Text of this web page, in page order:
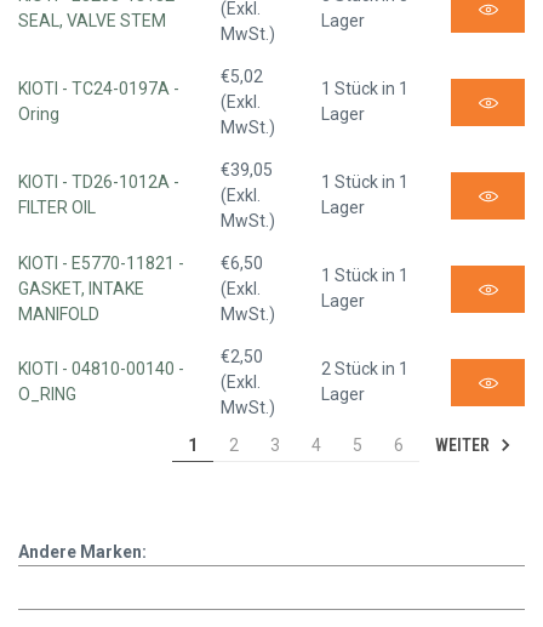
SEAL, VALVE STEM
(Exkl.
MwSt.)
Lager
KIOTI - TC24-0197A -
Oring
€5,02
(Exkl.
MwSt.)
1 Stück in 1
Lager
KIOTI - TD26-1012A -
FILTER OIL
€39,05
(Exkl.
MwSt.)
1 Stück in 1
Lager
KIOTI - E5770-11821 -
GASKET, INTAKE
MANIFOLD
€6,50
(Exkl.
MwSt.)
1 Stück in 1
Lager
KIOTI - 04810-00140 -
O_RING
€2,50
(Exkl.
MwSt.)
2 Stück in 1
Lager
1 2 3 4 5 6 WEITER
Andere Marken: